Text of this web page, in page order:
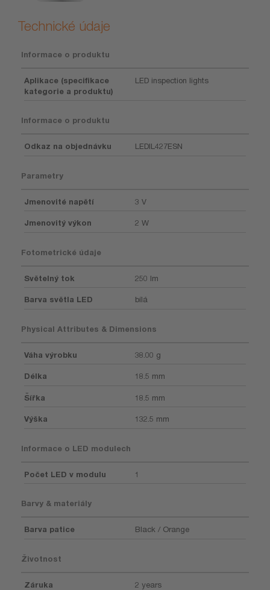
Technické údaje
Informace o produktu
Aplikace (specifikace
kategorie a produktu)
LED inspection lights
Informace o produktu
Odkaz na objednávku LEDIL427ESN
Parametry
Jmenovité napětí 3 V
Jmenovitý výkon 2 W
Fotometrické údaje
Světelný tok 250 lm
Barva světla LED bílá
Physical Attributes & Dimensions
Váha výrobku 38.00 g
Délka 18.5 mm
Šířka 18.5 mm
Výška 132.5 mm
Informace o LED modulech
Počet LED v modulu 1
Barvy & materiály
Barva patice Black / Orange
Životnost
Záruka 2 years